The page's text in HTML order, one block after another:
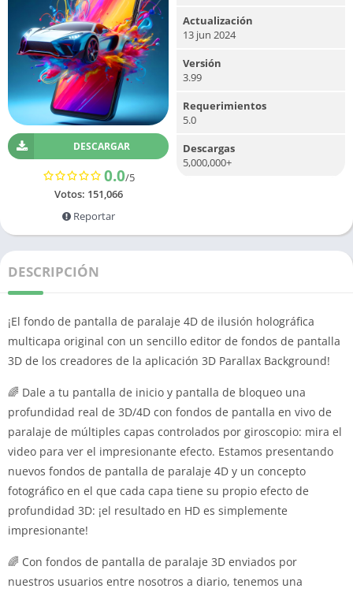
DESCARGAR
0.0/5
Votos: 151,066
Reportar
Actualización
13 jun 2024
Versión
3.99
Requerimientos
5.0
Descargas
5,000,000+
DESCRIPCIÓN
¡El fondo de pantalla de paralaje 4D de ilusión holográfica
multicapa original con un sencillo editor de fondos de pantalla
3D de los creadores de la aplicación 3D Parallax Background!
🌈 Dale a tu pantalla de inicio y pantalla de bloqueo una
profundidad real de 3D/4D con fondos de pantalla en vivo de
paralaje de múltiples capas controlados por giroscopio: mira el
video para ver el impresionante efecto. Estamos presentando
nuevos fondos de pantalla de paralaje 4D y un concepto
fotográfico en el que cada capa tiene su propio efecto de
profundidad 3D: ¡el resultado en HD es simplemente
impresionante!
🌈 Con fondos de pantalla de paralaje 3D enviados por
nuestros usuarios entre nosotros a diario, tenemos una